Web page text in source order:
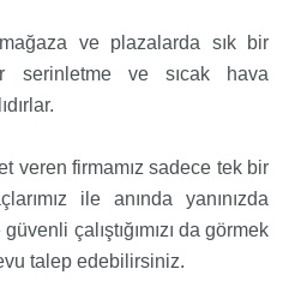
ve plazalarda sık bir
serinletme ve sıcak hava
veren firmamız sadece tek bir
ile anında yanınızda
çalıştığımızı da görmek
talep edebilirsiniz.